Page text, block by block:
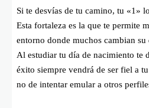
Si te desvías de tu camino, tu «1»
Esta fortaleza es la que te permite
entorno donde muchos cambian
Al estudiar tu día de nacimiento te
éxito siempre vendrá de ser fiel a
no de intentar emular a otros